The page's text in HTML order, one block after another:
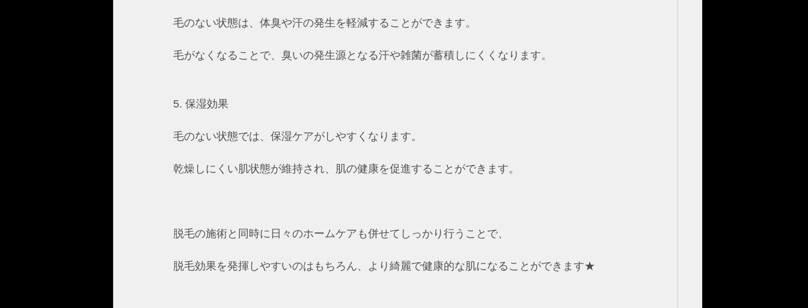
毛のない状態は、体臭や汗の発生を軽減することができます。
毛がなくなることで、臭いの発生源となる汗や雑菌が蓄積しにくくなります。
5. 保湿効果
毛のない状態では、保湿ケアがしやすくなります。
乾燥しにくい肌状態が維持され、肌の健康を促進することができます。
脱毛の施術と同時に日々のホームケアも併せてしっかり行うことで、
脱毛効果を発揮しやすいのはもちろん、より綺麗で健康的な肌になることができます★